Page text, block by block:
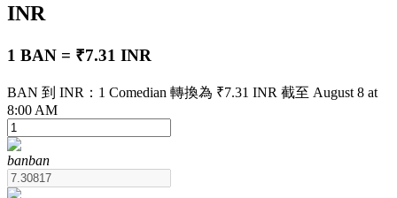
USDT永續
多種以USDT結算的永續合約
INR
1 BAN = ₹7.31 INR
BAN 到 INR：1 Comedian 轉換為 ₹7.31 INR 截至 August 8 at
8:00 AM
banban